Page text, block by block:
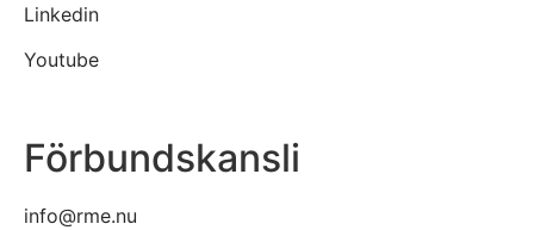
Linkedin
Youtube
Förbundskansli
info@rme.nu